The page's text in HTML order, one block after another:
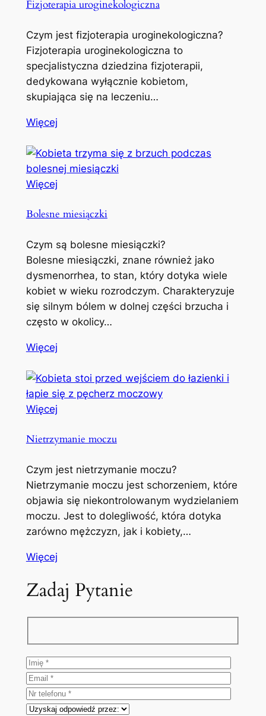
Fizjoterapia uroginekologiczna
Czym jest fizjoterapia uroginekologiczna?
Fizjoterapia uroginekologiczna to
specjalistyczna dziedzina fizjoterapii,
dedykowana wyłącznie kobietom,
skupiająca się na leczeniu…
Więcej
Więcej
Bolesne miesiączki
Czym są bolesne miesiączki?
Bolesne miesiączki, znane również jako
dysmenorrhea, to stan, który dotyka wiele
kobiet w wieku rozrodczym. Charakteryzuje
się silnym bólem w dolnej części brzucha i
często w okolicy…
Więcej
Więcej
Nietrzymanie moczu
Czym jest nietrzymanie moczu?
Nietrzymanie moczu jest schorzeniem, które
objawia się niekontrolowanym wydzielaniem
moczu. Jest to dolegliwość, która dotyka
zarówno mężczyzn, jak i kobiety,…
Więcej
Zadaj Pytanie